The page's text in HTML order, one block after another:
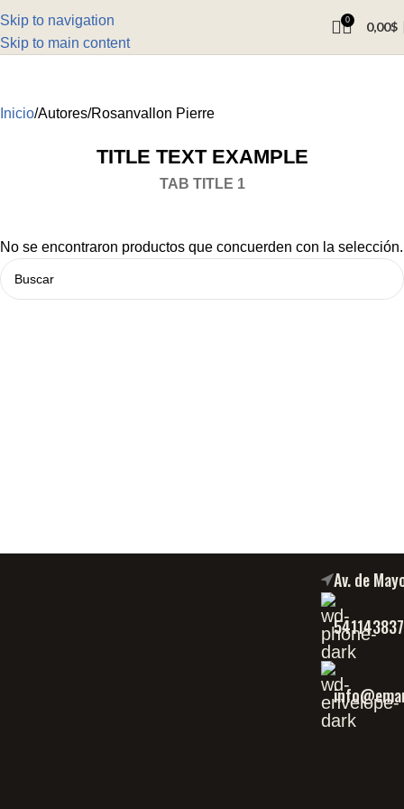
Skip to navigation
Skip to main content
0 0,00$
Inicio Autores Rosanvallon Pierre
TITLE TEXT EXAMPLE
TAB TITLE 1
No se encontraron productos que concuerden con la selección.
Av. de